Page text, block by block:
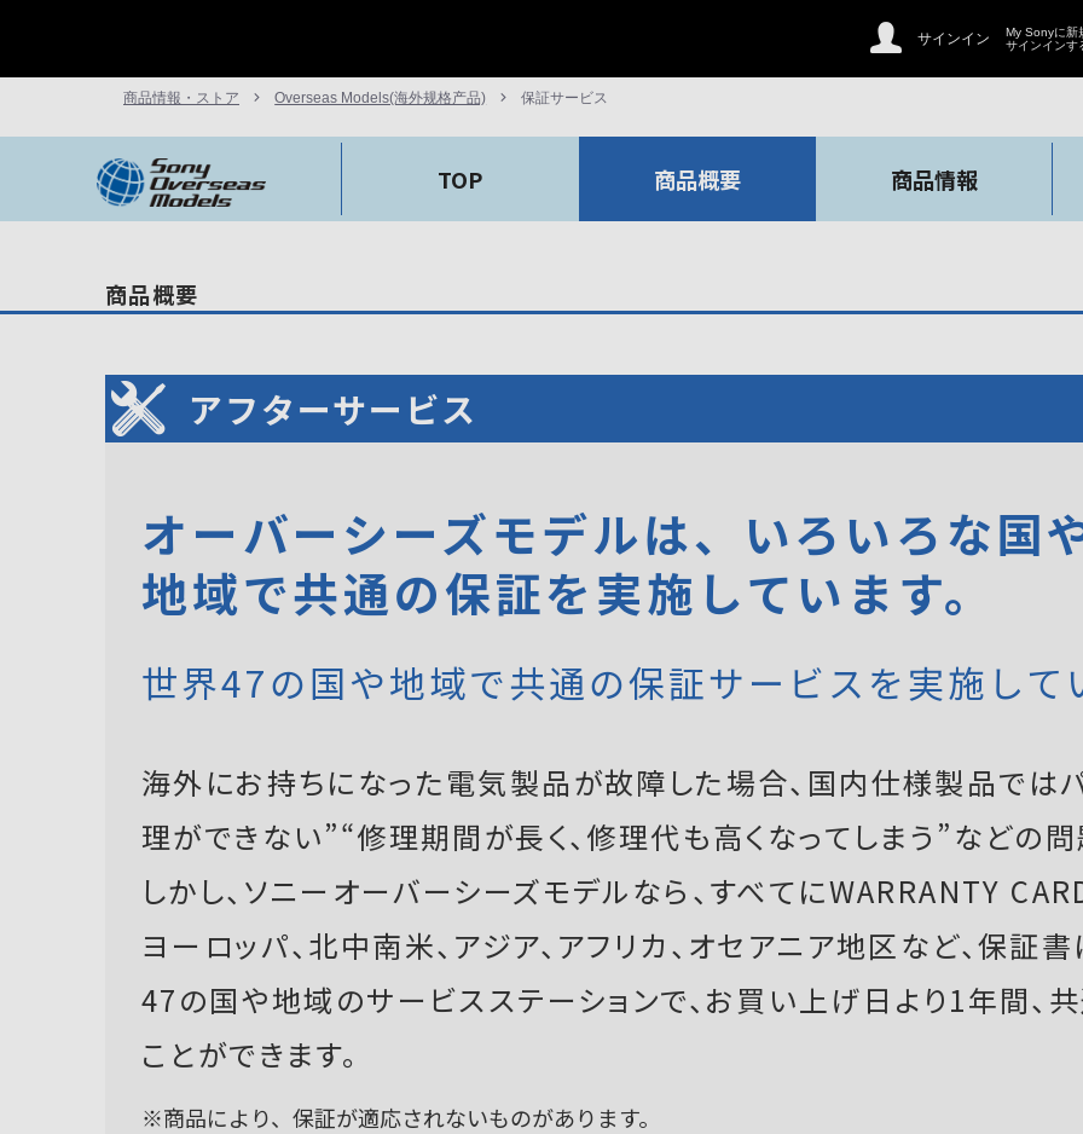
サインイン
My Sonyに新
サインインす
商品情報・ストア Overseas Models(海外规格产品) 保証サービス
TOP 商品概要 商品情報
商品概要
アフターサービス
オーバーシーズモデルは、いろいろな国
地域で共通の保証を実施しています。
世界47の国や地域で共通の保証サービスを実施して
海外にお持ちになった電気製品が故障した場合、国内仕様製品では
理ができない”“修理期間が長く、修理代も高くなってしまう”などの問
しかし、ソニーオーバーシーズモデルなら、すべてにWARRANTY
ヨーロッパ、北中南米、アジア、アフリカ、オセアニア地区など、保
47の国や地域のサービスステーションで、お買い上げ日より1年間、
ことができます。
※商品により、保証が適応されないものがあります。